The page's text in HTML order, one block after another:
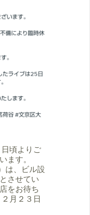
日頃よりご
ます。
は、ビル設
させてい
をお待ち
月２３日